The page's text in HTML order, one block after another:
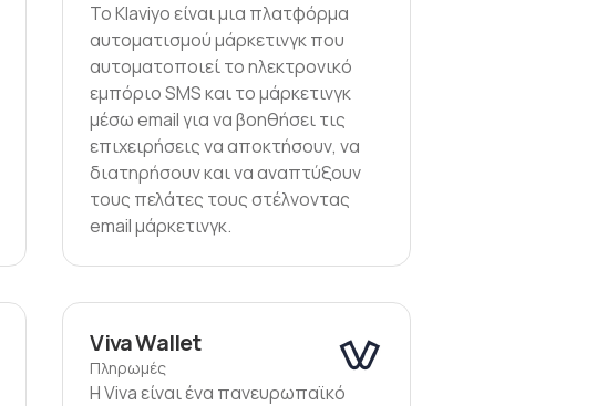
Το Klaviyo είναι μια πλατφόρμα
αυτοματισμού μάρκετινγκ που
αυτοματοποιεί το ηλεκτρονικό
εμπόριο SMS και το μάρκετινγκ
μέσω email για να βοηθήσει τις
επιχειρήσεις να αποκτήσουν, να
διατηρήσουν και να αναπτύξουν
τους πελάτες τους στέλνοντας
email μάρκετινγκ.
Viva Wallet
Πληρωμές
H Viva είναι ένα πανευρωπαϊκό